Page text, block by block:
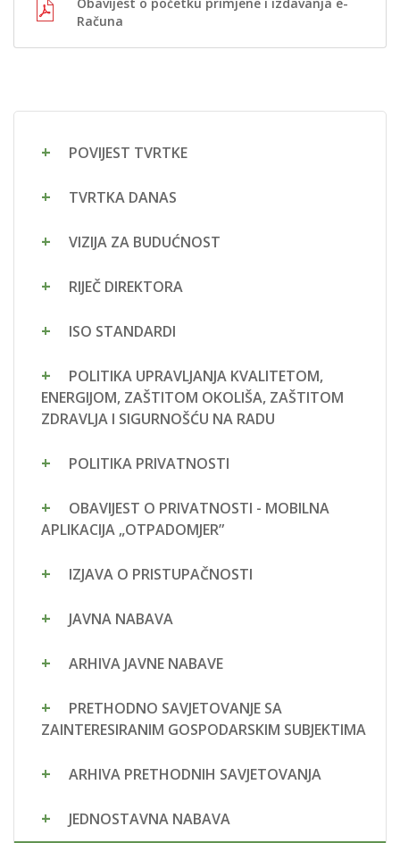
Računa
POVIJEST TVRTKE
TVRTKA DANAS
VIZIJA ZA BUDUĆNOST
RIJEČ DIREKTORA
ISO STANDARDI
POLITIKA UPRAVLJANJA KVALITETOM,
ENERGIJOM, ZAŠTITOM OKOLIŠA, ZAŠTITOM
ZDRAVLJA I SIGURNOŠĆU NA RADU
POLITIKA PRIVATNOSTI
OBAVIJEST O PRIVATNOSTI - MOBILNA
APLIKACIJA „OTPADOMJER”
IZJAVA O PRISTUPAČNOSTI
JAVNA NABAVA
ARHIVA JAVNE NABAVE
PRETHODNO SAVJETOVANJE SA
ZAINTERESIRANIM GOSPODARSKIM SUBJEKTIMA
ARHIVA PRETHODNIH SAVJETOVANJA
JEDNOSTAVNA NABAVA